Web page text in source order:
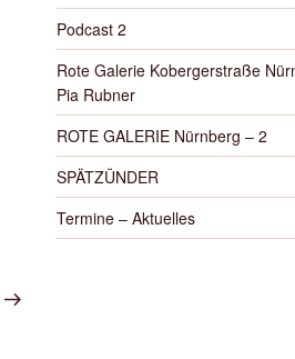
Nächster
Podcast 2
Rote Galerie Kobergerstraße
Pia Rubner
ROTE GALERIE Nürnberg – 2
SPÄTZÜNDER
Termine – Aktuelles